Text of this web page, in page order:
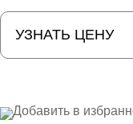
УЗНАТЬ ЦЕНУ
Добавить в